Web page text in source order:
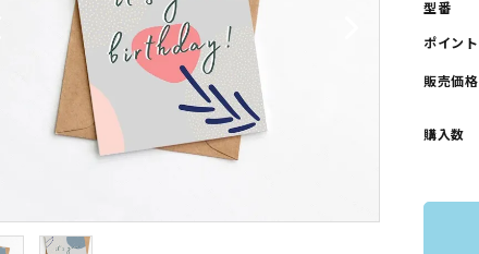
型番
ポイント
販売価格
購入数